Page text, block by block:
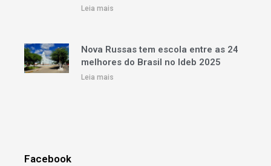
Leia mais
Nova Russas tem escola entre as 24
melhores do Brasil no Ideb 2025
Leia mais
Facebook